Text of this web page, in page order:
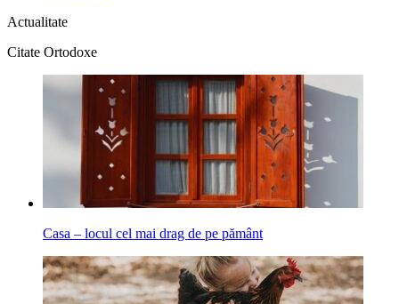
Actualitate
Citate Ortodoxe
Casa – locul cel mai drag de pe pământ